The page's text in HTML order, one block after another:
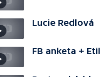
Lucie Redlová
FB anketa +